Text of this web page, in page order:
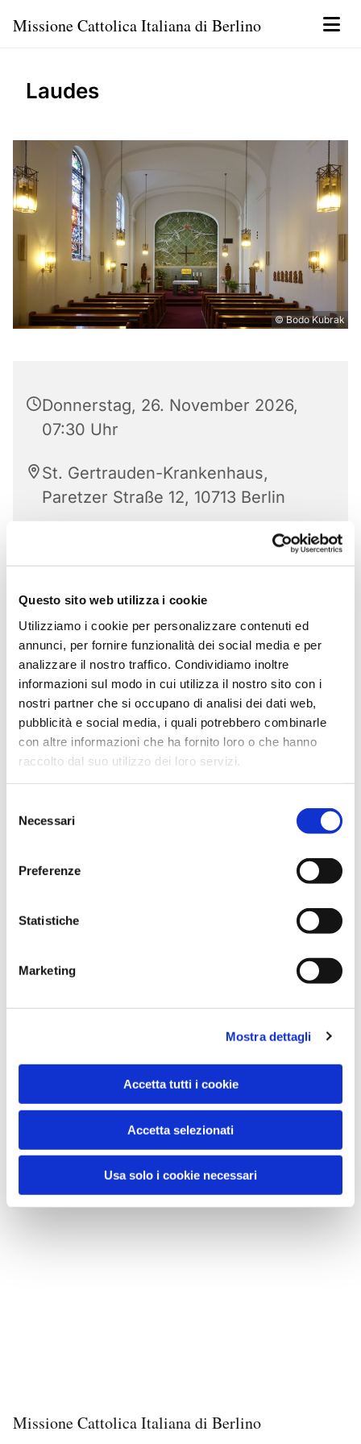
Questo sito web utilizza i cookie
Utilizziamo i cookie per personalizzare contenuti ed
annunci, per fornire funzionalità dei social media e per
analizzare il nostro traffico. Condividiamo inoltre
informazioni sul modo in cui utilizza il nostro sito con i
nostri partner che si occupano di analisi dei dati web,
pubblicità e social media, i quali potrebbero combinarle
con altre informazioni che ha fornito loro o che hanno
raccolto dal suo utilizzo dei loro servizi.
delNecessari
Preferenze
Statistiche
Marketing
Mostra dettagli
Accetta tutti i cookie
Accetta selezionati
Usa solo i cookie necessari
Missione Cattolica Italiana di Berlino
Laudes
© Bodo Kubrak
Donnerstag, 26. November 2026,
07:30 Uhr
St. Gertrauden-Krankenhaus,
Paretzer Straße 12, 10713 Berlin
Missione Cattolica Italiana di Berlino